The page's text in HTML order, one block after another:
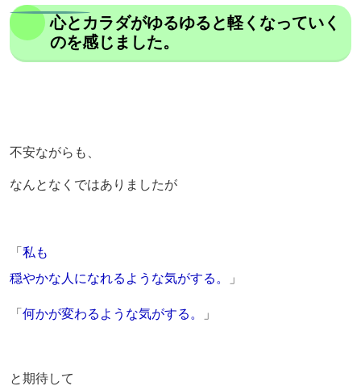
心とカラダがゆるゆると軽くなっていく
のを感じました。
不安ながらも、
なんとなくではありましたが
「 私も
穏やかな人になれるような気がする。
」
「 何かが変わるような気がする。 」
と期待して